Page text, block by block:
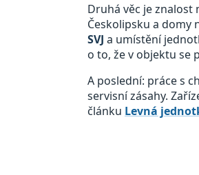
Druhá věc je znalost
Českolipsku a domy
SVJ a umístění
o to, že v objektu se
A poslední: práce s
servisní zásahy.
článku Levná